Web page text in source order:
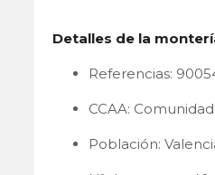
Detalles de la
Referencias:
CCAA:
Población: